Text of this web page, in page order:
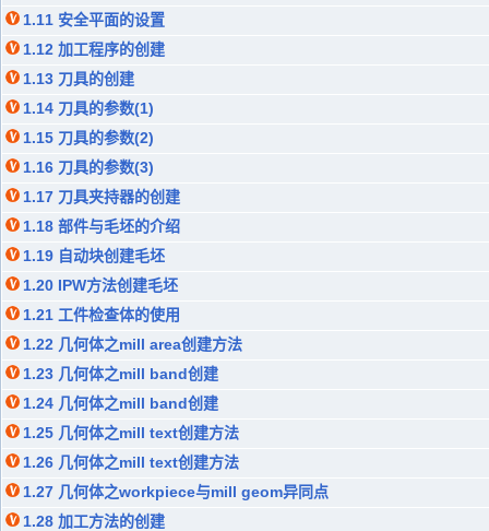
1.11 安全平面的设置
1.12 加工程序的创建
1.13 刀具的创建
1.14 刀具的参数(1)
1.15 刀具的参数(2)
1.16 刀具的参数(3)
1.17 刀具夹持器的创建
1.18 部件与毛坯的介绍
1.19 自动块创建毛坯
1.20 IPW方法创建毛坯
1.21 工件检查体的使用
1.22 几何体之mill area创建方法
1.23 几何体之mill band创建
1.24 几何体之mill band创建
1.25 几何体之mill text创建方法
1.26 几何体之mill text创建方法
1.27 几何体之workpiece与mill geom异同点
1.28 加工方法的创建